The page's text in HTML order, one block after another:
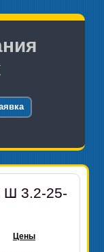
Ш 3.2-25-
Цены